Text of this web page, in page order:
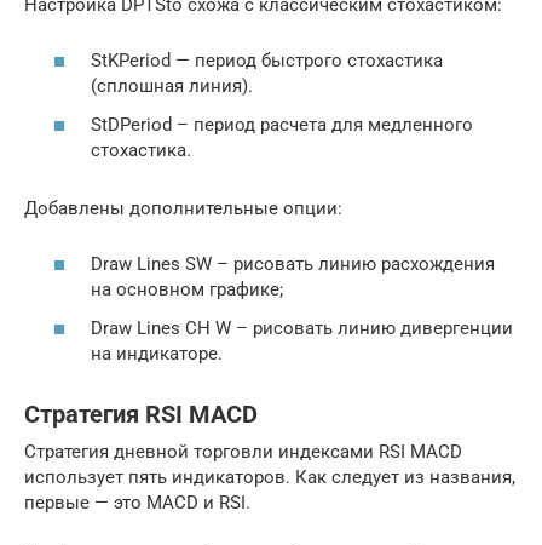
Настройка DPTSto схожа с классическим стохастиком:
StKPeriod — период быстрого стохастика
(сплошная линия).
StDPeriod – период расчета для медленного
стохастика.
Добавлены дополнительные опции:
Draw Lines SW – рисовать линию расхождения
на основном графике;
Draw Lines CH W – рисовать линию дивергенции
на индикаторе.
Стратегия RSI MACD
Стратегия дневной торговли индексами RSI MACD
использует пять индикаторов. Как следует из названия,
первые — это MACD и RSI.